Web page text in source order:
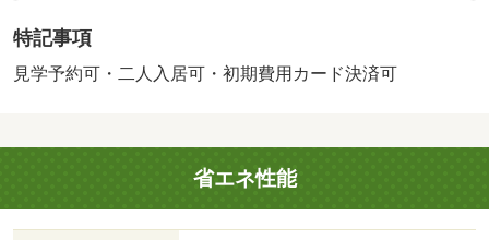
考】専用バス・専用トイレ・耐震構造/防虫施工費 19800
円/鍵交換代 18700円/賃貸戸数:20戸/鍵交換費用:18700円
特記事項
見学予約可・二人入居可・初期費用カード決済可
省エネ性能